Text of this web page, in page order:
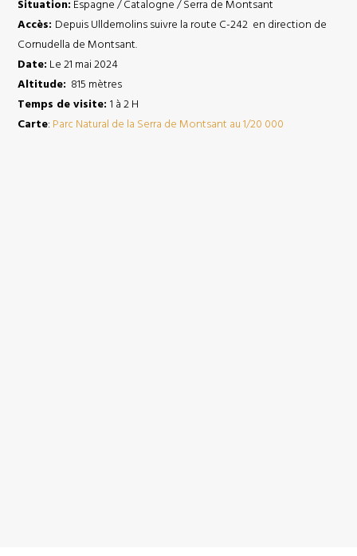
Situation: Espagne / Catalogne / Serra de Montsant
Accès: Depuis Ulldemolins suivre la route C-242 en direction de
Cornudella de Montsant.
Date: Le 21 mai 2024
Altitude: 815 mètres
Temps de visite:1 à 2 H
Carte: Parc Natural de la Serra de Montsant au 1/20 000